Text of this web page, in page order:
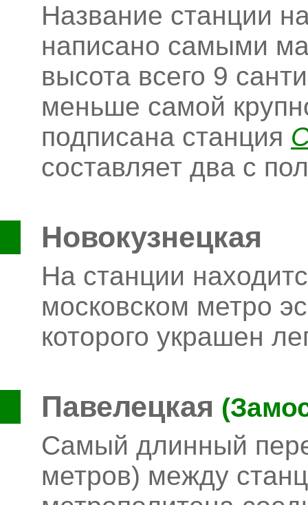
Название станции
написано самыми
высота всего 9
меньше самой
подписана станция
составляет два с
Новокузнецкая
На станции
московском метро
которого украшен
Павелецкая
Самый длинный
метров) между